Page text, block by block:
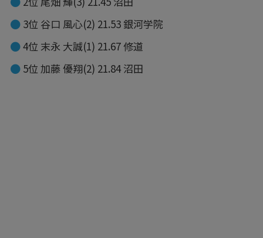
3位 谷口 風心(2) 21.53 銀河学院
4位 末永 大誠(1) 21.67 修道
5位 加藤 優翔(2) 21.84 沼田